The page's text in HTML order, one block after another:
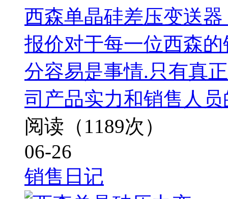
西森单晶硅差压变送
报价对于每一位西森
分容易是事情.只有真
司产品实力和销售人
阅读（1189次）
06-26
销售日记